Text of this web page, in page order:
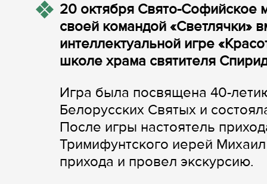
20 октября Свято-Софийское
своей командой «Светлячки»
интеллектуальной игре
школе храма святителя
Игра была посвящена 40-
Белорусских Святых и
После игры настоятель
Тримифунтского иерей
прихода и провел экскурсию.